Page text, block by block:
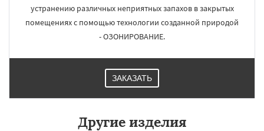
устранению различных неприятных запахов в закрытых
помещениях с помощью технологии созданной природой
- ОЗОНИРОВАНИЕ.
ЗАКАЗАТЬ
Другие изделия